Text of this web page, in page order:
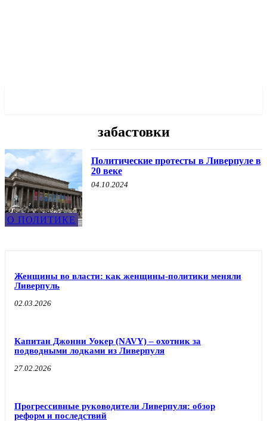
забастовки
О ПОЛИТИКЕ
Политические протесты в Ливерпуле в
20 веке
04.10.2024
Женщины во власти: как женщины-политики меняли
Ливерпуль
02.03.2026
Капитан Джонни Уокер (NAVY) – охотник за
подводными лодками из Ливерпуля
27.02.2026
Прогрессивные руководители Ливерпуля: обзор
реформ и последствий